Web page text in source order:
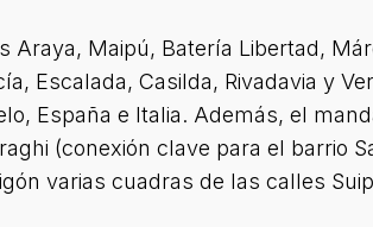
Maipú, Batería Libertad,
Escalada, Casilda, Rivadavia y
España e Italia. Además, el
(conexión clave para el barrio
varias cuadras de las calles